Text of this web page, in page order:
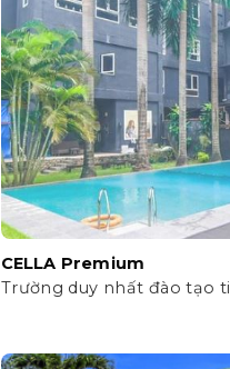
CELLA Premium
Trường duy nhất đào tạo